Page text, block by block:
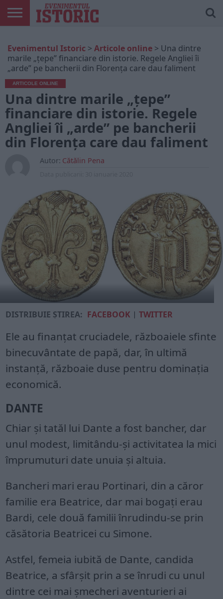
ONLINE
EDIȚII
TIPĂRITE
ISTORIC
PLAY
CONTUL
MEU
Evenimentul Istoric > Articole online > Una dintre
marile „țepe” financiare din istorie. Regele Angliei îi
„arde” pe bancherii din Florența care dau faliment
ARTICOLE ONLINE
Una dintre marile „țepe”
financiare din istorie. Regele
Angliei îi „arde” pe bancherii
din Florența care dau faliment
Autor: Cătălin Pena
DISTRIBUIE ȘTIREA: FACEBOOK |TWITTER
Ele au finanțat cruciadele, războaiele sfinte
binecuvântate de papă, dar, în ultimă
instanță, războaie duse pentru dominația
economică.
DANTE
Chiar și tatăl lui Dante a fost bancher, dar
unul modest, limitându-și activitatea la mici
împrumuturi date unuia și altuia.
Bancheri mari erau Portinari, din a căror
familie era Beatrice, dar mai bogați erau
Bardi, cele două familii înrudindu-se prin
căsătoria Beatricei cu Simone.
Astfel, femeia iubită de Dante, candida
Beatrice, a sfârșit prin a se înrudi cu unul
dintre cei mai șmecheri aventurieri ai